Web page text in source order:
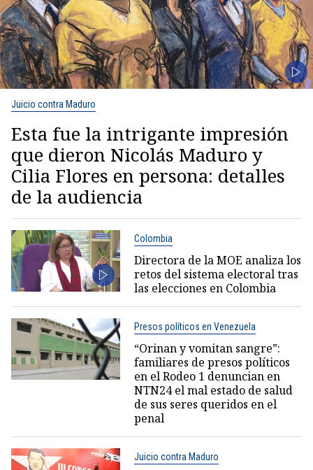
Juicio contra Maduro
Esta fue la intrigante impresión
que dieron Nicolás Maduro y
Cilia Flores en persona: detalles
de la audiencia
Colombia
Directora de la MOE analiza los
retos del sistema electoral tras
las elecciones en Colombia
Presos políticos en Venezuela
“Orinan y vomitan sangre”:
familiares de presos políticos
en el Rodeo 1 denuncian en
NTN24 el mal estado de salud
de sus seres queridos en el
penal
Juicio contra Maduro